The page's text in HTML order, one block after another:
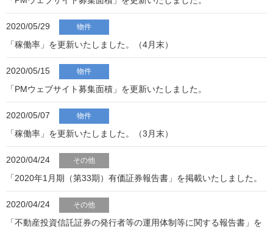
2020/05/29 物件
「稼働率」を更新いたしました。（4月末）
2020/05/15 物件
「PMウェブサイト募集面積」を更新いたしました。
2020/05/07 物件
「稼働率」を更新いたしました。（3月末）
2020/04/24 その他
「2020年1月期（第33期）有価証券報告書」を掲載いたしました。
2020/04/24 その他
「不動産投資信託証券の発行者等の運用体制等に関する報告書」を